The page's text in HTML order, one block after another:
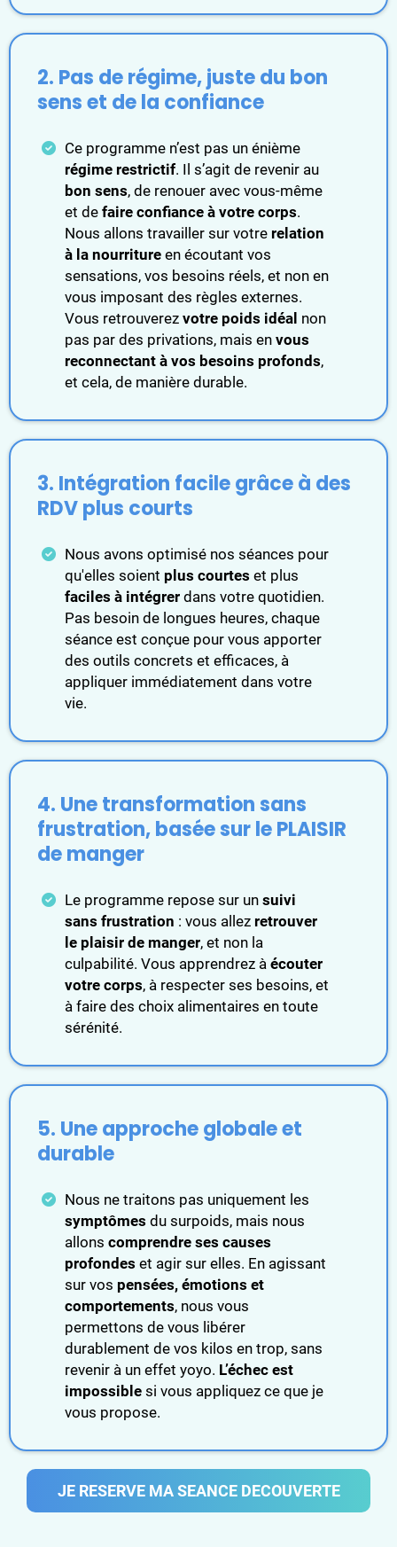
2. Pas de régime, juste du bon
sens et de la confiance
Ce programme n’est pas un énième
régime restrictif. Il s’agit de revenir au
bon sens, de renouer avec vous-même
et de faire confiance à votre corps.
Nous allons travailler sur votre relation
à la nourriture en écoutant vos
sensations, vos besoins réels, et non en
vous imposant des règles externes.
Vous retrouverez votre poids idéal non
pas par des privations, mais en vous
reconnectant à vos besoins profonds,
et cela, de manière durable.
3. Intégration facile grâce à des
RDV plus courts
Nous avons optimisé nos séances pour
qu'elles soient plus courtes et plus
faciles à intégrer dans votre quotidien.
Pas besoin de longues heures, chaque
séance est conçue pour vous apporter
des outils concrets et efficaces, à
appliquer immédiatement dans votre
vie.
4. Une transformation sans
frustration, basée sur le PLAISIR
de manger
Le programme repose sur un suivi
sans frustration : vous allez retrouver
le plaisir de manger, et non la
culpabilité. Vous apprendrez à écouter
votre corps, à respecter ses besoins, et
à faire des choix alimentaires en toute
sérénité.
5. Une approche globale et
durable
Nous ne traitons pas uniquement les
symptômes du surpoids, mais nous
allons comprendre ses causes
profondes et agir sur elles. En agissant
sur vos pensées, émotions et
comportements, nous vous
permettons de vous libérer
durablement de vos kilos en trop, sans
revenir à un effet yoyo. L’échec est
impossible si vous appliquez ce que je
vous propose.
JE RESERVE MA SEANCE DECOUVERTE